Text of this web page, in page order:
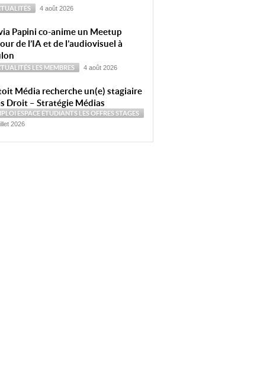
4 août 2026
Papini co-anime un Meetup
de l’IA et de l’audiovisuel à
LES MEMBRES 4 août 2026
Média recherche un(e) stagiaire
Droit – Stratégie Médias
ESPACE ÉTUDIANTS LES OFFRESSTAGES
2026